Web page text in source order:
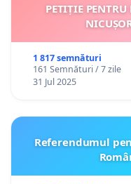
PETIȚIE PENTRU
1 817 semnături
161 Semnături / 7 zile
31 Jul 2025
Referendumul